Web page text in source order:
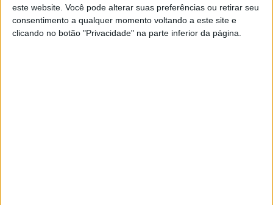
este website. Você pode alterar suas preferências ou retirar seu
consentimento a qualquer momento voltando a este site e
clicando no botão "Privacidade" na parte inferior da página.